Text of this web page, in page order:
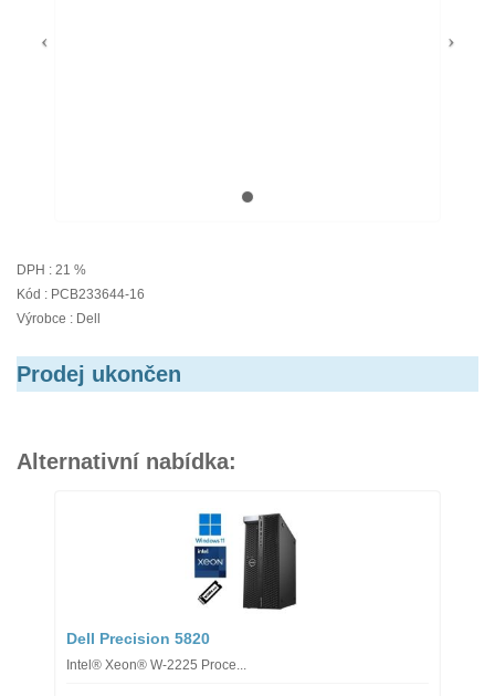
DPH : 21 %
Kód : PCB233644-16
Výrobce : Dell
Prodej ukončen
Alternativní nabídka:
Dell Precision 5820
Intel® Xeon® W-2225 Proce...